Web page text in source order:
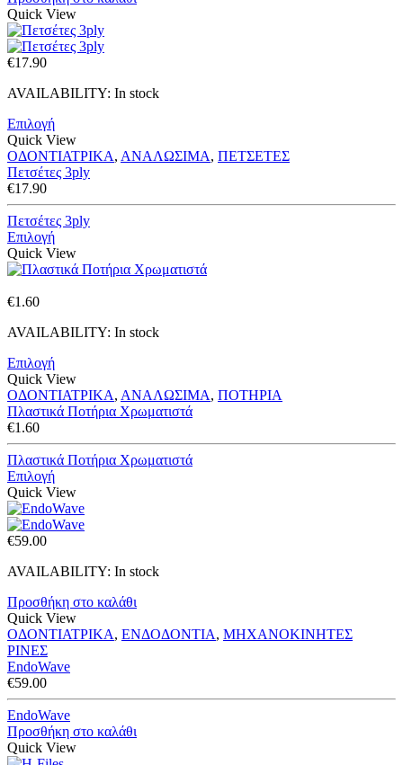
Quick View
€17.90
AVAILABILITY: In stock
Επιλογή
Quick View
ΟΔΟΝΤΙΑΤΡΙΚΑ, ΑΝΑΛΩΣΙΜΑ, ΠΕΤΣΕΤΕΣ
Πετσέτες 3ply
€17.90
Πετσέτες 3ply
Επιλογή
Quick View
€1.60
AVAILABILITY: In stock
Επιλογή
Quick View
ΟΔΟΝΤΙΑΤΡΙΚΑ, ΑΝΑΛΩΣΙΜΑ, ΠΟΤΗΡΙΑ
Πλαστικά Ποτήρια Χρωματιστά
€1.60
Πλαστικά Ποτήρια Χρωματιστά
Επιλογή
Quick View
€59.00
AVAILABILITY: In stock
Προσθήκη στο καλάθι
Quick View
ΟΔΟΝΤΙΑΤΡΙΚΑ, ΕΝΔΟΔΟΝΤΙΑ, ΜΗΧΑΝΟΚΙΝΗΤΕΣ
ΡΙΝΕΣ
EndoWave
€59.00
EndoWave
Προσθήκη στο καλάθι
Quick View